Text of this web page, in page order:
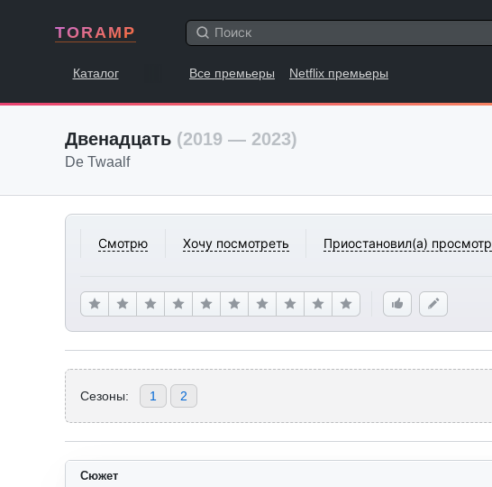
TORAMP
Каталог Все премьеры Netflix премьеры
Двенадцать (2019 — 2023)
De Twaalf
Смотрю Хочу посмотреть Приостановил(а) просмотр
Сезоны: 1 2
Сюжет